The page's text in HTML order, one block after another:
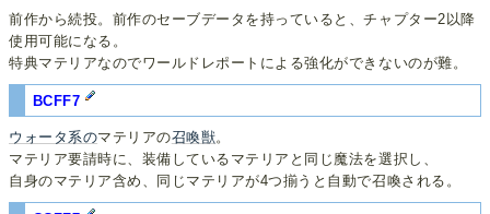
前作から続投。前作のセーブデータを持っていると、チャプター2以降
使用可能になる。
特典マテリアなのでワールドレポートによる強化ができないのが難。
BCFF7
ウォ ータ 系のマテリアの召喚獣。
マテリア要請時に、装備しているマテリアと同じ魔法を選択し、
自身のマテリア含め、同じマテリアが4つ揃うと自動で召喚される。